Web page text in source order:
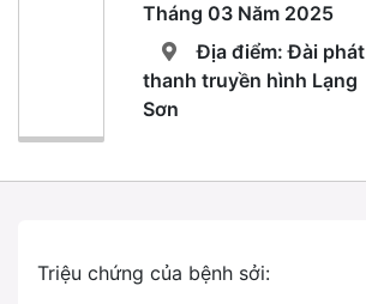
Tháng 03 Năm 2025
Địa điểm: Đài phát
thanh truyền hình Lạng
Sơn
Triệu chứng của bệnh sởi: